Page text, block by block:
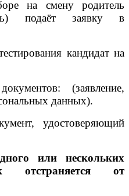
на смену родитель
подаёт заявку в
кандидат на
(заявление,
данных).
удостоверяющий
или нескольких
отстраняется от